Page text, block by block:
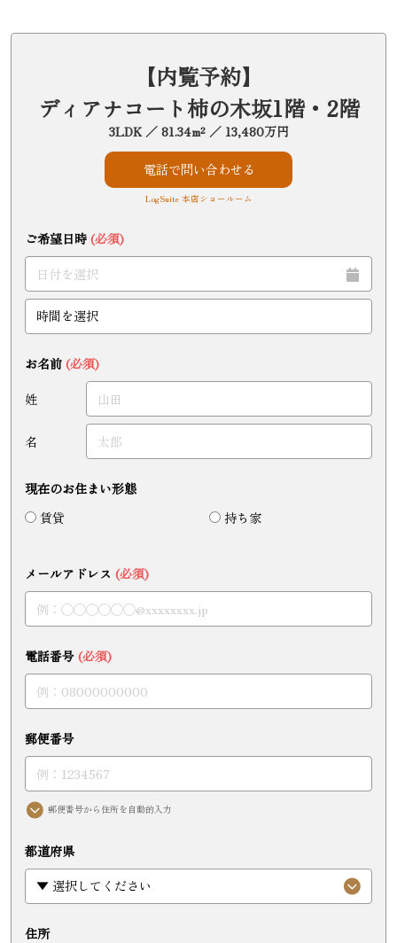
【内覧予約】
ディアナコート柿の木坂1階・2階
3LDK ／ 81.34m² ／ 13,480万円
電話で問い合わせる
LogSuite 本店ショールーム
ご希望日時 (必須)
お名前 (必須)
姓
名
現在のお住まい形態
賃貸
持ち家
メールアドレス (必須)
電話番号 (必須)
郵便番号
郵便番号から住所を自動的入力
都道府県
住所